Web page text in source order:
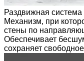
Раздвижная система
Механизм, при
стены по
Обеспечивает
сохраняет